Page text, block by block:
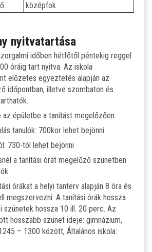
középfok
nyitvatartása
időben hétfőtől péntekig reggel
óráig tart nyitva. Az iskola
előzetes egyeztetés alapján az
időpontban, illetve szombaton és
az épületbe a tanítást megelőzően:
tanulók: 700kor lehet bejönni
tól lehet bejönni
a tanítási órát megelőző szünetben
órákat a helyi tanterv alapján 8 óra és
megszervezni. A tanítási órák hossza
szünetek hossza 10 ill. 20 perc. Az
hosszabb szünet ideje: gimnázium,
– 1300 között, Általános iskola: